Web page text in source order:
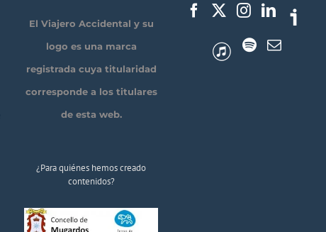
El Viajero Accidental y su
logo es una marca
registrada cuya titularidad
corresponde a los titulares
de esta web.
¿Para quiénes hemos creado
contenidos?